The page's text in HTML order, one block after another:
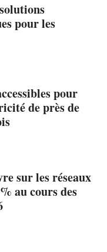
pour les
pour
de près de
sur les réseaux
au cours des